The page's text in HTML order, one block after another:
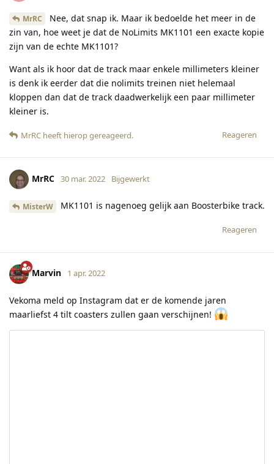
MrRC
Nee, dat snap ik. Maar ik bedoelde het meer in de
zin van, hoe weet je dat de NoLimits MK1101 een exacte kopie
zijn van de echte MK1101?
Want als ik hoor dat de track maar enkele millimeters kleiner
is denk ik eerder dat die nolimits treinen niet helemaal
kloppen dan dat de track daadwerkelijk een paar millimeter
kleiner is.
Reageren
MrRC heeft hierop gereageerd.
MrRC 30 mar. 2022 Bijgewerkt
MisterW MK1101 is nagenoeg gelijk aan Boosterbike track.
Reageren
Marvin 1 apr. 2022
Vekoma meld op Instagram dat er de komende jaren
maarliefst 4 tilt coasters zullen gaan verschijnen!